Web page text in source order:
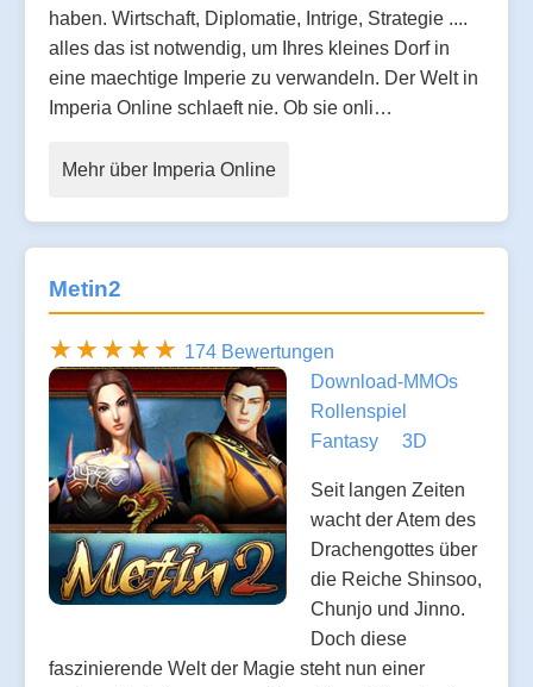
haben. Wirtschaft, Diplomatie, Intrige, Strategie ....
alles das ist notwendig, um Ihres kleines Dorf in
eine maechtige Imperie zu verwandeln. Der Welt in
Imperia Online schlaeft nie. Ob sie onli…
Mehr über Imperia Online
Metin2
174 Bewertungen
Download-MMOs
Rollenspiel
Fantasy
3D
Seit langen Zeiten
wacht der Atem des
Drachengottes über
die Reiche Shinsoo,
Chunjo und Jinno.
Doch diese
faszinierende Welt der Magie steht nun einer